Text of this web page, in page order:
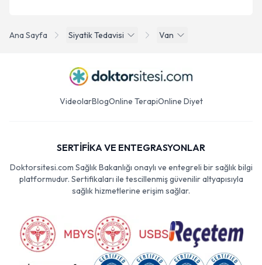
Takvim Talebini Gönder
Ana Sayfa Siyatik Tedavisi Van
VideolarBlogOnline TerapiOnline Diyet
SERTİFİKA VE ENTEGRASYONLAR
Doktorsitesi.com Sağlık Bakanlığı onaylı ve entegreli bir sağlık bilgi
platformudur. Sertifikaları ile tescillenmiş güvenilir altyapısıyla
sağlık hizmetlerine erişim sağlar.